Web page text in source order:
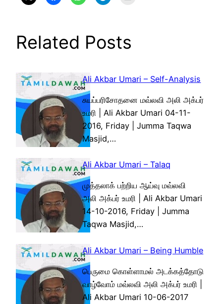
Related Posts
Ali Akbar Umari – Self-Analysis
சுயப்பரிசோதனை மவ்லவி அலி அக்பர்
உமரி | Ali Akbar Umari 04-11-
2016, Friday | Jumma Taqwa
Masjid,…
Ali Akbar Umari – Talaq
முத்தலாக் பற்றிய ஆய்வு மவ்லவி
அலி அக்பர் உமரி | Ali Akbar Umari
14-10-2016, Friday | Jumma
Taqwa Masjid,…
Ali Akbar Umari – Being Humble
பெருமை கொள்ளாமல் அடக்கத்தோடு
வாழ்வோம் மவ்லவி அலி அக்பர் உமரி |
Ali Akbar Umari 10-06-2017